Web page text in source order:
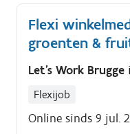
service krijgen.
Flexi
groenten &
Let's Work Brugge
Flexijob
Online sinds 9 jul.